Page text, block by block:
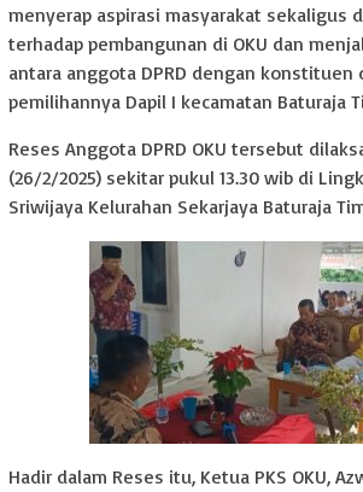
menyerap aspirasi masyarakat sekaligus
terhadap pembangunan di OKU dan
antara anggota DPRD dengan konstituen
pemilihannya Dapil I kecamatan Baturaja
Reses Anggota DPRD OKU tersebut
(26/2/2025) sekitar pukul 13.30 wib di
Sriwijaya Kelurahan Sekarjaya Baturaja
Hadir dalam Reses itu, Ketua PKS OKU,